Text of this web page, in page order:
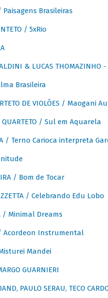
Paisagens Brasileiras
/ 5xRio
& LUCAS
Brasileira
DE VIOLÕES / Maogani
QUARTETO / Sul em Aquarela
/ Terno Carioca interpreta
/ Bom de Tocar
/ Celebrando Edu Lobo
/ Minimal Dreams
/ Acordeon Instrumental
Mandei
GUARNIERI
PAULO SERAU, TECO